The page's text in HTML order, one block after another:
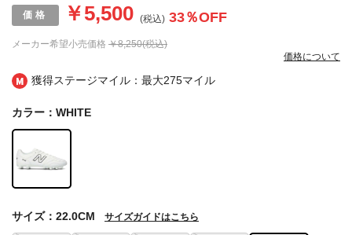
獲得ステージマイル：最大275マイル
メーカー希望小売価格 ￥8,250(税込)
￥5,500 (税込) 33％OFF
価格について
カラー：WHITE
サイズ：22.0CM サイズガイドはこちら